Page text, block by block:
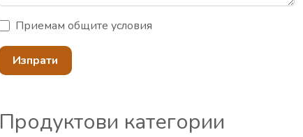
Приемамобщите условия
Изпрати
Продуктови категории